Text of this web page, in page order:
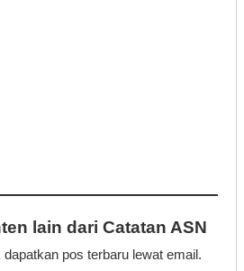
lain dari Catatan ASN
pos terbaru lewat email.